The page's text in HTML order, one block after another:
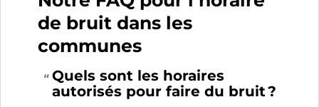
de bruit dans les
communes
Quels sont les horaires
autorisés pour faire du bruit ?